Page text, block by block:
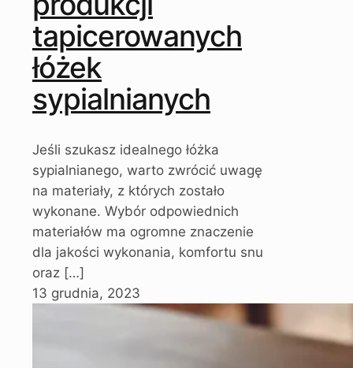
tapicerowanych
łóżek
sypialnianych
Jeśli szukasz idealnego łóżka
sypialnianego, warto zwrócić uwagę
na materiały, z których zostało
wykonane. Wybór odpowiednich
materiałów ma ogromne znaczenie
dla jakości wykonania, komfortu snu
oraz […]
13 grudnia, 2023